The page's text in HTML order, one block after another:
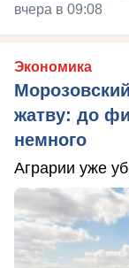
вчера в 09:08
Экономика
жатву: до
немного
Аграрии уже